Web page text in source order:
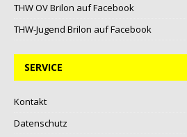
THW OV Brilon auf Facebook
THW-Jugend Brilon auf Facebook
SERVICE
Kontakt
Datenschutz